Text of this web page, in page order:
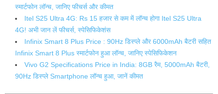
स्मार्टफोन लॉन्च, जानिए फीचर्स और कीमत
Itel S25 Ultra 4G: Rs 15 हजार से कम में लॉन्‍च होगा Itel S25 Ultra
4G! अभी जान लें फीचर्स, स्‍पेसिफ‍िकेशंस
Infinix Smart 8 Plus Price : 90Hz डिस्प्ले और 6000mAh बैटरी सहित
Infinix Smart 8 Plus स्मार्टफोन हुआ लॉन्च, जानिए स्पेसिफिकेशन
Vivo G2 Specifications Price in India: 8GB रैम, 5000mAh बैटरी,
90Hz डिस्प्ले Smartphone लॉन्च हुआ, जानें कीमत